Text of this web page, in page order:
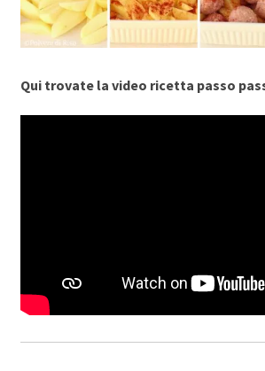
Qui trovate la video ricetta passo